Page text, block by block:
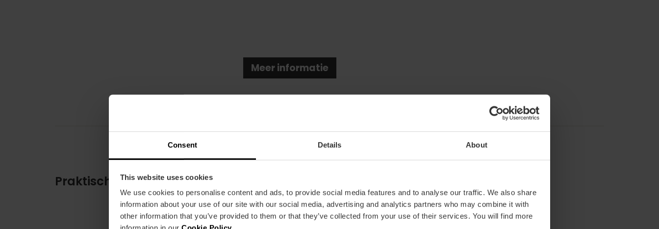
Consent Details About
This website uses cookies
We use cookies to personalise content and ads, to provide social media features and to analyse our traffic. We also share
information about your use of our site with our social media, advertising and analytics partners who may combine it with
other information that you’ve provided to them or that they’ve collected from your use of their services. You will find more
Meer informatie
Praktische informatie
10/12/2024 - 11/12/2024
Rooster
Om 19:00 uur.